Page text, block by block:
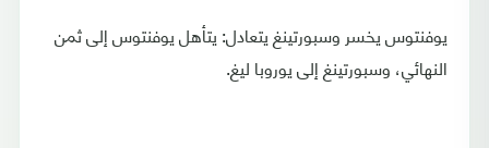
يوفنتوس يخسر وسبورتينغ يتعادل: يتأهل يوفنتوس إلى ثمن
النهائي، وسبورتينغ إلى يوروبا ليغ.